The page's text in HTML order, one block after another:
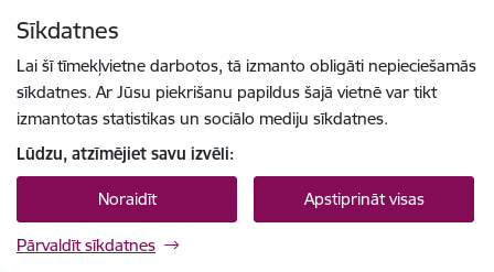
Sīkdatnes
Lai šī tīmekļvietne darbotos, tā izmanto obligāti nepieciešamās
sīkdatnes. Ar Jūsu piekrišanu papildus šajā vietnē var tikt
izmantotas statistikas un sociālo mediju sīkdatnes.
Lūdzu, atzīmējiet savu izvēli:
Noraidīt Apstiprināt visas
Pārvaldīt sīkdatnes